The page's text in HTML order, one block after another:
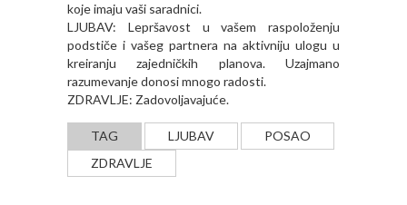
koje imaju vaši saradnici.
LJUBAV: Lepršavost u vašem raspoloženju
podstiče i vašeg partnera na aktivniju ulogu u
kreiranju zajedničkih planova. Uzajmano
razumevanje donosi mnogo radosti.
ZDRAVLJE: Zadovoljavajuće.
TAG LJUBAV
POSAO
ZDRAVLJE